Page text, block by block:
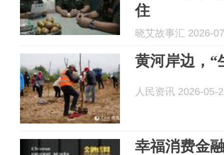
住
晓艾故事汇 2026-
黄河岸边，“
人民资讯 2026-05-
幸福消费金